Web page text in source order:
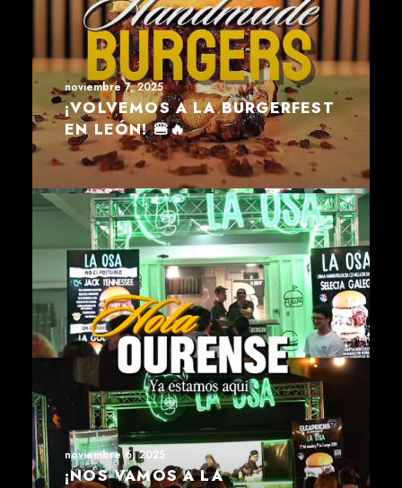
noviembre 7, 2025
¡VOLVEMOS A LA BURGERFEST
EN LEÓN! 🍔🔥
noviembre 6, 2025
¡NOS VAMOS A LA